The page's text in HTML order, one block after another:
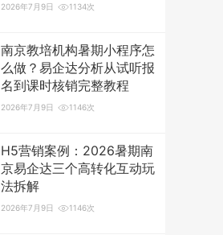
2026年7月9日 1134次
南京教培机构暑期小程序怎
么做？易企达分析从试听报
名到课时核销完整教程
2026年7月9日 1146次
H5营销案例：2026暑期南
京易企达三个高转化互动玩
法拆解
2026年7月9日 1146次